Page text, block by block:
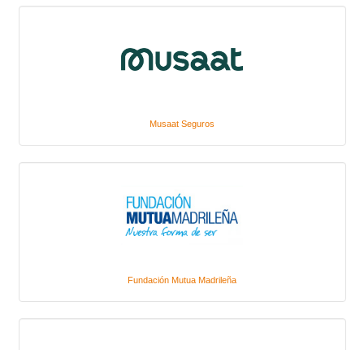
Musaat Seguros
Fundación Mutua Madrileña